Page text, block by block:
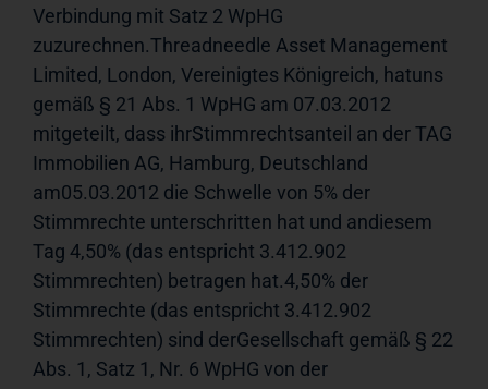
Verbindung mit Satz 2 WpHG
zuzurechnen.Threadneedle Asset Management
Limited, London, Vereinigtes Königreich, hatuns
gemäß § 21 Abs. 1 WpHG am 07.03.2012
mitgeteilt, dass ihrStimmrechtsanteil an der TAG
Immobilien AG, Hamburg, Deutschland
am05.03.2012 die Schwelle von 5% der
Stimmrechte unterschritten hat und andiesem
Tag 4,50% (das entspricht 3.412.902
Stimmrechten) betragen hat.4,50% der
Stimmrechte (das entspricht 3.412.902
Stimmrechten) sind derGesellschaft gemäß § 22
Abs. 1, Satz 1, Nr. 6 WpHG von der